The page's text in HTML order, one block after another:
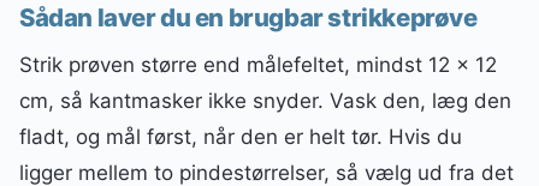
Sådan laver du en brugbar strikkeprøve
Strik prøven større end målefeltet, mindst 12 x 12
cm, så kantmasker ikke snyder. Vask den, læg den
fladt, og mål først, når den er helt tør. Hvis du
ligger mellem to pindestørrelser, så vælg ud fra det